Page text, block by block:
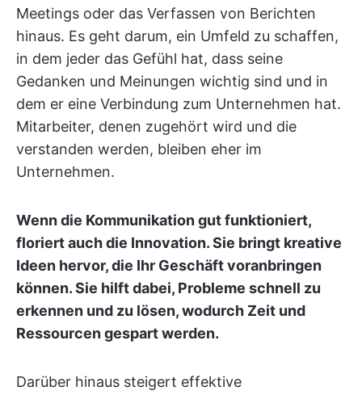
Meetings oder das Verfassen von Berichten
hinaus. Es geht darum, ein Umfeld zu schaffen,
in dem jeder das Gefühl hat, dass seine
Gedanken und Meinungen wichtig sind und in
dem er eine Verbindung zum Unternehmen hat.
Mitarbeiter, denen zugehört wird und die
verstanden werden, bleiben eher im
Unternehmen.
Wenn die Kommunikation gut funktioniert,
floriert auch die Innovation. Sie bringt kreative
Ideen hervor, die Ihr Geschäft voranbringen
können. Sie hilft dabei, Probleme schnell zu
erkennen und zu lösen, wodurch Zeit und
Ressourcen gespart werden.
Darüber hinaus steigert effektive